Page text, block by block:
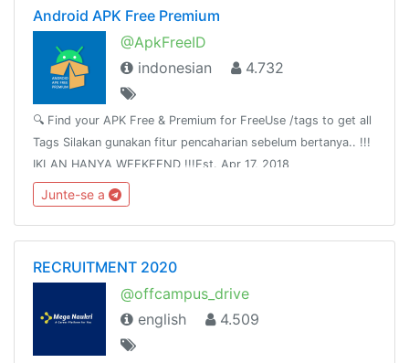
Android APK Free Premium
@ApkFreeID
indonesian
4.732
🔍 Find your APK Free & Premium for FreeUse /tags to get all
Tags Silakan gunakan fitur pencaharian sebelum bertanya.. !!!
IKLAN HANYA WEEKEEND !!!Est. Apr 17, 2018
Junte-se a
RECRUITMENT 2020
@offcampus_drive
english
4.509